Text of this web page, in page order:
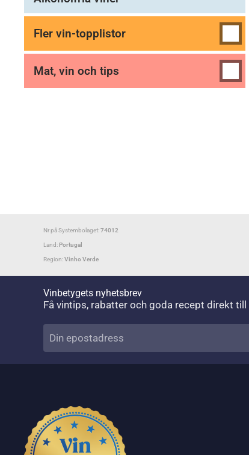
Fler vin-topplistor
Mat, vin och tips
Nr på Systembolaget:74012
Land:Portugal
Region:Vinho Verde
Vinbetygets nyhetsbrev
Få vintips, rabatter och goda recept direkt till